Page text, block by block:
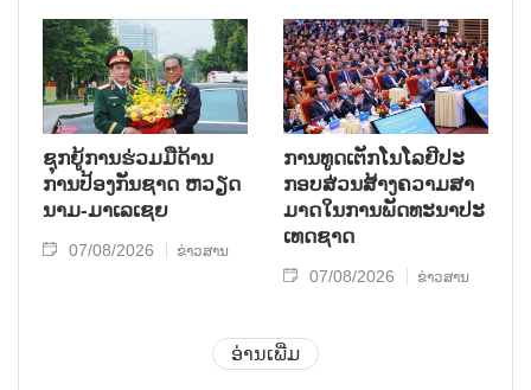
ຊຸກ​ຍູ້​ການ​ຮ່ວມ​ມື​ດ້ານ​
ການ​ປ້ອງ​ກັນ​ຊາດ ຫວຽດ​
ນາມ-ມາ​ເລ​ເຊຍ
07/08/2026 ຂ່າວສານ
ການ​ທູດ​ເຕັກ​ໂນ​ໂລ​ຢີ​ປະ​
ກອບ​ສ່ວນ​ສ້າງ​ຄວາມ​ສາ​
ມາດ​ໃນ​ການ​ພັດ​ທະ​ນາ​ປະ​
ເທດ​ຊາດ
07/08/2026 ຂ່າວສານ
ອ່ານເພີ່ມ